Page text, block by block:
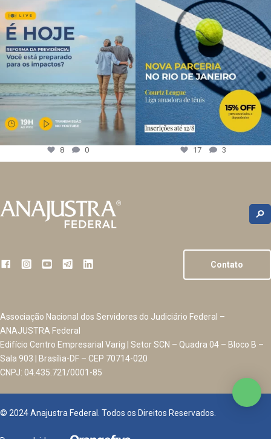
8 0 17 3
Contato
Associação Nacional dos Servidores do Judiciário Federal –
ANAJUSTRA Federal
Edifício Centro Empresarial Varig | Setor SCN – Quadra 04 – Bloco B –
Sala 903 | Brasília-DF – CEP 70714-020
CNPJ: 04.435.721/0001-85
© 2024 Anajustra Federal. Todos os Direitos Reservados.